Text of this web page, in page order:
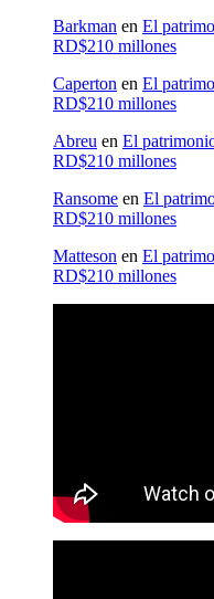
Barkman en El
RD$210 millones
Caperton en El
RD$210 millones
Abreu en El
RD$210 millones
Ransome en El
RD$210 millones
Matteson en El
RD$210 millones